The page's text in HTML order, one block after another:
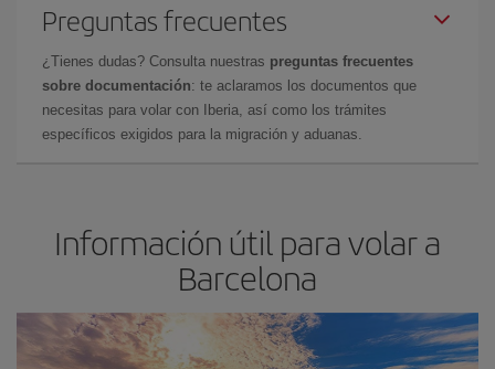
Preguntas frecuentes
¿Tienes dudas? Consulta nuestras preguntas frecuentes
sobre documentación: te aclaramos los documentos que
necesitas para volar con Iberia, así como los trámites
específicos exigidos para la migración y aduanas.
Información útil para volar a
Barcelona